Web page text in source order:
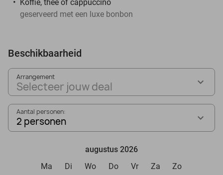
Koffie, thee of cappuccino
geserveerd met een luxe bonbon
Beschikbaarheid
Arrangement
Selecteer jouw deal
Aantal personen:
2 personen
augustus 2026
Ma
Di Wo Do Vr Za Zo